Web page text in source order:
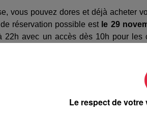
vous pouvez dores et déjà acheter
réservation possible est le 29
avec un accès dès 10h pour les
cette raison qu’il est préférable
comme si vous y étiez ! ðŸ’¦
! ðŸ˜
pic.twitter.com/
Le respect de